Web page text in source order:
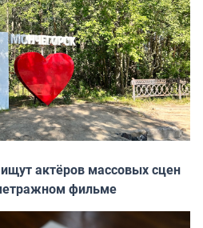
актёров массовых сцен
фильме